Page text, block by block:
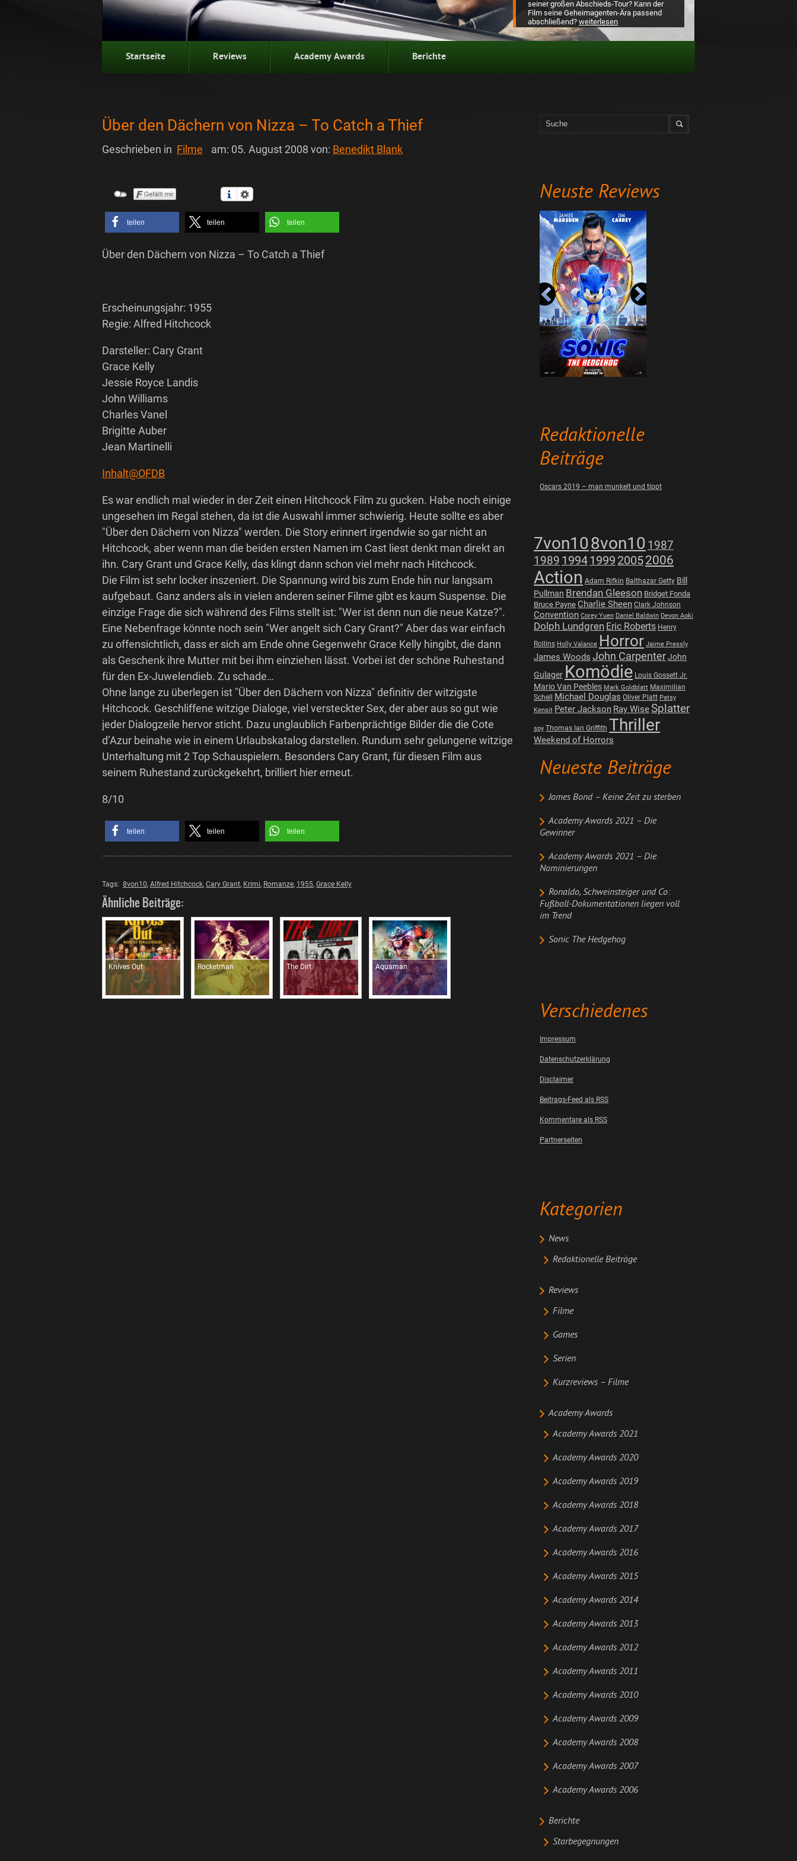
seiner großen Abschieds-Tour? Kann der
Film seine Geheimagenten-Ära passend
abschließend? weiterlesen
Startseite Reviews Academy Awards Berichte
Neuste Reviews
Redaktionelle
Beiträge
Oscars 2019 – man munkelt und tippt
7von108von10 1987
1989 19941999 20052006
Action Adam Rifkin Balthazar Getty Bill
Pullman Brendan Gleeson Bridget Fonda
Bruce Payne Charlie Sheen Clark Johnson
Convention Corey Yuen Daniel Baldwin Devon Aoki
Dolph Lundgren Eric Roberts Henry
Rollins Holly Valance Horror Jaime Pressly
James Woods John CarpenterJohn
Gulager Komödie Louis Gossett Jr.
Mario Van Peebles Mark Goldblatt Maximilian
Schell
Michael Douglas Oliver Platt Patsy
Kensit Peter Jackson Ray WiseSplatter
spy Thomas Ian Griffith Thriller
Weekend of Horrors
Neueste Beiträge
James Bond – Keine Zeit zu sterben
Academy Awards 2021 – Die
Gewinner
Academy Awards 2021 – Die
Nominierungen
Ronaldo, Schweinsteiger und Co:
Fußball-Dokumentationen liegen voll
im Trend
Sonic The Hedgehog
Verschiedenes
Impressum
Datenschutzerklärung
Disclaimer
Beitrags-Feed als RSS
Kommentare als RSS
Partnerseiten
Kategorien
News
Redaktionelle Beiträge
Reviews
Filme
Games
Serien
Kurzreviews – Filme
Academy Awards
Academy Awards 2021
Academy Awards 2020
Academy Awards 2019
Academy Awards 2018
Academy Awards 2017
Academy Awards 2016
Academy Awards 2015
Academy Awards 2014
Academy Awards 2013
Academy Awards 2012
Academy Awards 2011
Academy Awards 2010
Academy Awards 2009
Academy Awards 2008
Academy Awards 2007
Academy Awards 2006
Berichte
Starbegegnungen
Über den Dächern von Nizza – To Catch a Thief
Geschrieben in Filme am: 05. August 2008 von: Benedikt Blank
teilen teilen teilen
Über den Dächern von Nizza – To Catch a Thief
Erscheinungsjahr: 1955
Regie: Alfred Hitchcock
Darsteller: Cary Grant
Grace Kelly
Jessie Royce Landis
John Williams
Charles Vanel
Brigitte Auber
Jean Martinelli
Inhalt@OFDB
Es war endlich mal wieder in der Zeit einen Hitchcock Film zu gucken. Habe noch einige
ungesehen im Regal stehen, da ist die Auswahl immer schwierig. Heute sollte es aber
"Über den Dächern von Nizza" werden. Die Story erinnert irgendwie so gar nicht an
Hitchcock, aber wenn man die beiden ersten Namen im Cast liest denkt man direkt an
ihn. Cary Grant und Grace Kelly, das klingt dann schon viel mehr nach Hitchcock.
Die Film ist sehr locker inszeniert. Die Spannung wird bis zum Ende hin nur langsam
aufgebaut. Ganz anders als in vielen anderen seiner Filme gibt es kaum Suspense. Die
einzige Frage die sich während des Films stellt ist: "Wer ist denn nun die neue Katze?".
Eine Nebenfrage könnte noch sein "Wer angelt sich Cary Grant?" Aber das war einfach
zu offensichtlich, dass er sich am Ende ohne Gegenwehr Grace Kelly hingibt, die dann
als Geschenk ihre Mutter mit bei ihm einziehen lässt. Vorbei ist der schöne Ruhestand
für den Ex-Juwelendieb. Zu schade…
Ohne lange zu überlegen ist "Über den Dächern von Nizza" definitiv der witzigste
Hitchcock. Geschliffene witzige Dialoge, viel versteckter Sex, der aber aus so gut wie
jeder Dialogzeile hervor sticht. Dazu unglaublich Farbenprächtige Bilder die die Cote
d’Azur beinahe wie in einem Urlaubskatalog darstellen. Rundum sehr gelungene witzige
Unterhaltung mit 2 Top Schauspielern. Besonders Cary Grant, für diesen Film aus
seinem Ruhestand zurückgekehrt, brilliert hier erneut.
8/10
teilen teilen teilen
Tags: 8von10, Alfred Hitchcock, Cary Grant, Krimi, Romanze, 1955, Grace Kelly
Ähnliche Beiträge:
Knives Out Rocketman The Dirt Aquaman